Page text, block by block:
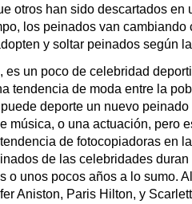
otros han sido descartados en
los peinados van cambiando
y soltar peinados según
es un poco de celebridad
tendencia de moda entre la
deporte un nuevo
música, o una actuación, pero
de fotocopiadoras en
de las celebridades
o unos pocos años a lo sumo.
Aniston, Paris Hilton, y